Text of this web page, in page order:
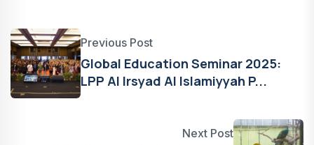
Previous Post
Global Education Seminar 2025:
LPP Al Irsyad Al Islamiyyah P...
Next Post